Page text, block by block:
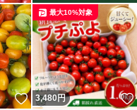
いいね！
3,480 円
最大10%対象